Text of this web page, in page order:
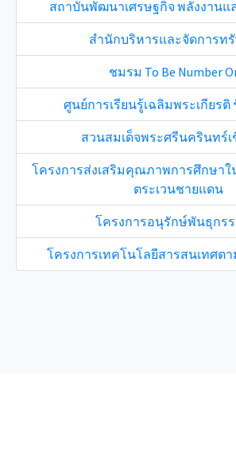
สถาบันพัฒนาเศรษฐกิจ พลังงานแ
สำนักบริหารและจัดการท
ชมรม To Be Number
ศูนย์การเรียนรู้เฉลิมพระเกียร
สวนสมเด็จพระศรีนครินทร์เ
โครงการส่งเสริมคุณภาพการศึกษาใ
ตระเวนชายแดน
โครงการอนุรักษ์พันธุกร
โครงการเทคโนโลยีสารสนเทศต